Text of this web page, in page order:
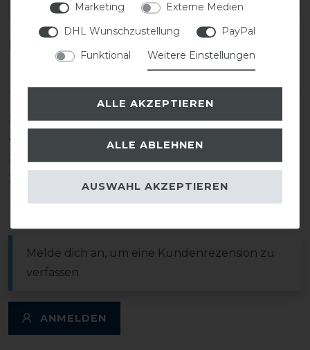
Kundenrezensionen
5
0
4
0
3
0
2
1
Melde dich an, um eine Kundenrezension zu
verfassen.
ANMELDEN
Marketing
Externe Medien
DHL Wunschzustellung
PayPal
Funktional
Weitere Einstellungen
ALLE AKZEPTIEREN
ALLE ABLEHNEN
AUSWAHL AKZEPTIEREN